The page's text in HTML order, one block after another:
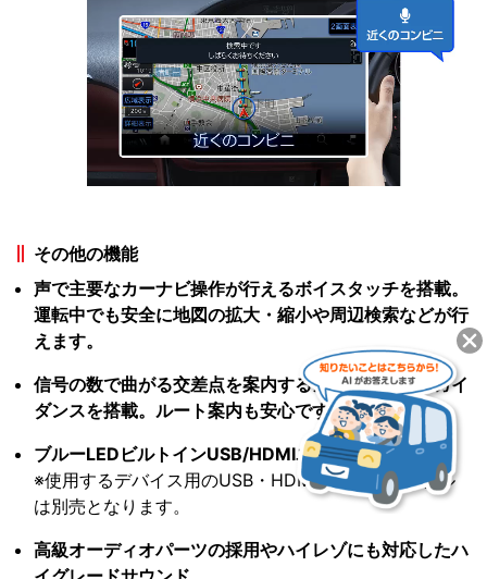
その他の機能
声で主要なカーナビ操作が行えるボイスタッチを搭載。
運転中でも安全に地図の拡大・縮小や周辺検索などが行
えます。
信号の数で曲がる交差点を案内するカウントダウンガイ
ダンスを搭載。ルート案内も安心です。
ブルーLEDビルトインUSB/HDMIユニットを付属
※使用するデバイス用のUSB・HDMI等の接続ケーブル
は別売となります。
高級オーディオパーツの採用やハイレゾにも対応したハ